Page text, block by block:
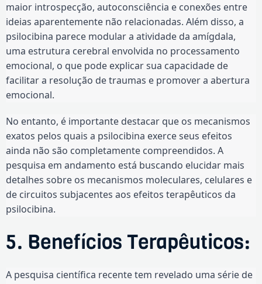
maior introspecção, autoconsciência e conexões entre
ideias aparentemente não relacionadas. Além disso, a
psilocibina parece modular a atividade da amígdala,
uma estrutura cerebral envolvida no processamento
emocional, o que pode explicar sua capacidade de
facilitar a resolução de traumas e promover a abertura
emocional.
No entanto, é importante destacar que os mecanismos
exatos pelos quais a psilocibina exerce seus efeitos
ainda não são completamente compreendidos. A
pesquisa em andamento está buscando elucidar mais
detalhes sobre os mecanismos moleculares, celulares e
de circuitos subjacentes aos efeitos terapêuticos da
psilocibina.
5. Benefícios Terapêuticos:
A pesquisa científica recente tem revelado uma série de